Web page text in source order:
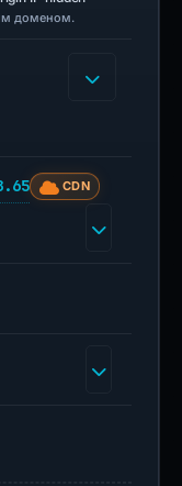
доменом.
CDN